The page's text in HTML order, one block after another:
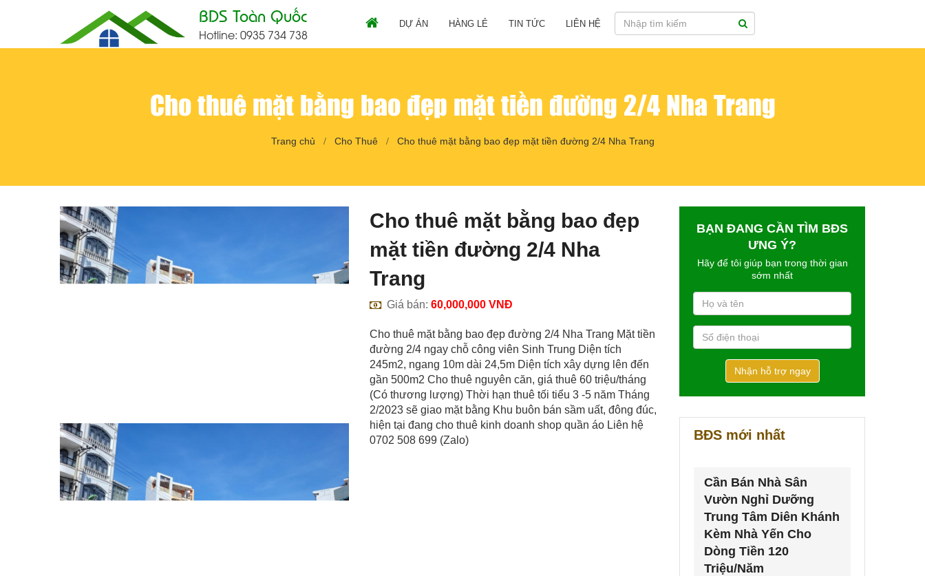
BDS Toàn Quốc
Hotline: 0935 734 738
DỰ ÁN HÀNG LẺ TIN TỨC LIÊN HỆ
Cho thuê mặt bằng bao đẹp mặt tiền đường 2/4 Nha Trang
Trang chủ Cho Thuê Cho thuê mặt bằng bao đẹp mặt tiền đường 2/4 Nha Trang
Cho thuê mặt bằng bao đẹp
mặt tiền đường 2/4 Nha
Trang
Giá bán: 60,000,000 VNĐ
Cho thuê mặt bằng bao đẹp đường 2/4 Nha Trang Mặt tiền
đường 2/4 ngay chỗ công viên Sinh Trung Diện tích
245m2, ngang 10m dài 24,5m Diện tích xây dựng lên đến
gần 500m2 Cho thuê nguyên căn, giá thuê 60 triệu/tháng
(Có thương lượng) Thời hạn thuê tối tiểu 3 -5 năm Tháng
2/2023 sẽ giao mặt bằng Khu buôn bán sầm uất, đông đúc,
hiện tại đang cho thuê kinh doanh shop quần áo Liên hệ
0702 508 699 (Zalo)
BẠN ĐANG CẦN TÌM BĐS
ƯNG Ý?
Hãy để tôi giúp bạn trong thời gian
sớm nhất
Nhận hỗ trợ ngay
BĐS mới nhất
Cần Bán Nhà Sân
Vườn Nghỉ Dưỡng
Trung Tâm Diên Khánh
Kèm Nhà Yến Cho
Dòng Tiền 120
Triệu/Năm